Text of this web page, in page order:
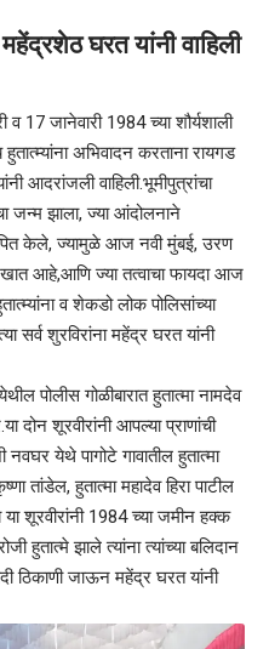
घरत यांनी वाहिली
व 17 जानेवारी 1984 च्या शौर्यशाली
अभिवादन करताना रायगड
आदरांजली वाहिली.भूमीपुत्रांचा
जन्म झाला, ज्या आंदोलनाने
केले, ज्यामुळे आज नवी मुंबई, उरण
आहे,आणि ज्या तत्वाचा फायदा आज
व शेकडो लोक पोलिसांच्या
सर्व शुरविरांना महेंद्र घरत यांनी
पोलीस गोळीबारात हुतात्मा नामदेव
दोन शूरवीरांनी आपल्या प्राणांची
येथे पागोटे गावातील हुतात्मा
तांडेल, हुतात्मा महादेव हिरा पाटील
या शूरवीरांनी 1984 च्या जमीन हक्क
हुतात्मे झाले त्यांना त्यांच्या बलिदान
ठिकाणी जाऊन महेंद्र घरत यांनी